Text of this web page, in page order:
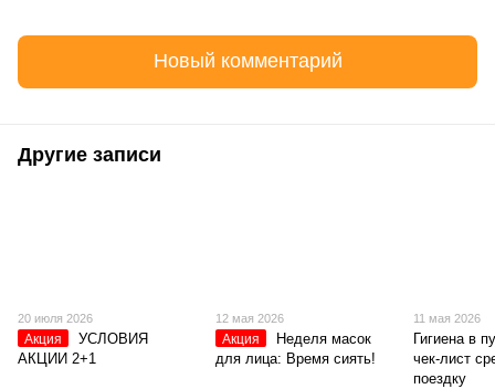
Новый комментарий
Другие записи
20 июля 2026
Акция
УСЛОВИЯ
АКЦИИ 2+1
12 мая 2026
Акция
Неделя масок
для лица: Время сиять!
11 мая 2026
Гигиена в
чек-лист
поездку